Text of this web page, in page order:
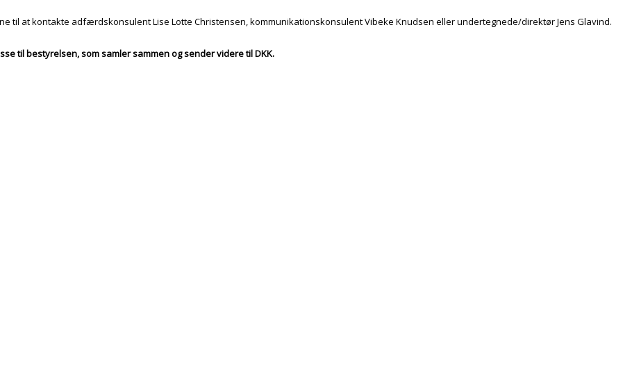
til at kontakte adfærdskonsulent Lise Lotte Christensen, kommunikationskonsulent Vibeke Knudsen eller undertegnede/direktør Jens Glavind.
til bestyrelsen, som samler sammen og sender videre til DKK.